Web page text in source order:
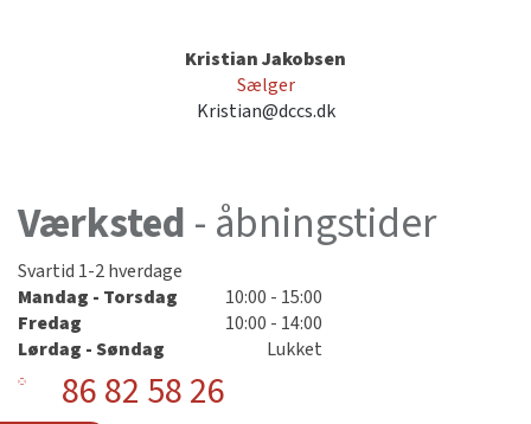
Kristian Jakobsen
Sælger
Kristian@dccs.dk
Værksted - åbningstider
Svartid 1-2 hverdage
Mandag - Torsdag
10:00 - 15:00
Fredag
10:00 - 14:00
Lørdag - Søndag
Lukket
86 82 58 26